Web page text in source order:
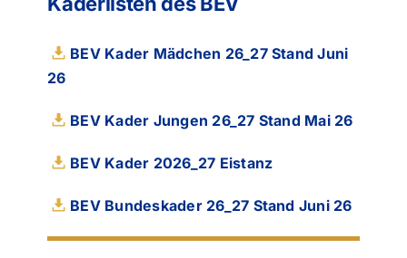
BEV Kader Mädchen 26_27 Stand Juni
26
BEV Kader Jungen 26_27 Stand Mai 26
BEV Kader 2026_27 Eistanz
BEV Bundeskader 26_27 Stand Juni 26